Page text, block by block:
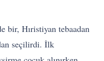
bir, Hıristiyan tebaadan
seçilirdi. İlk